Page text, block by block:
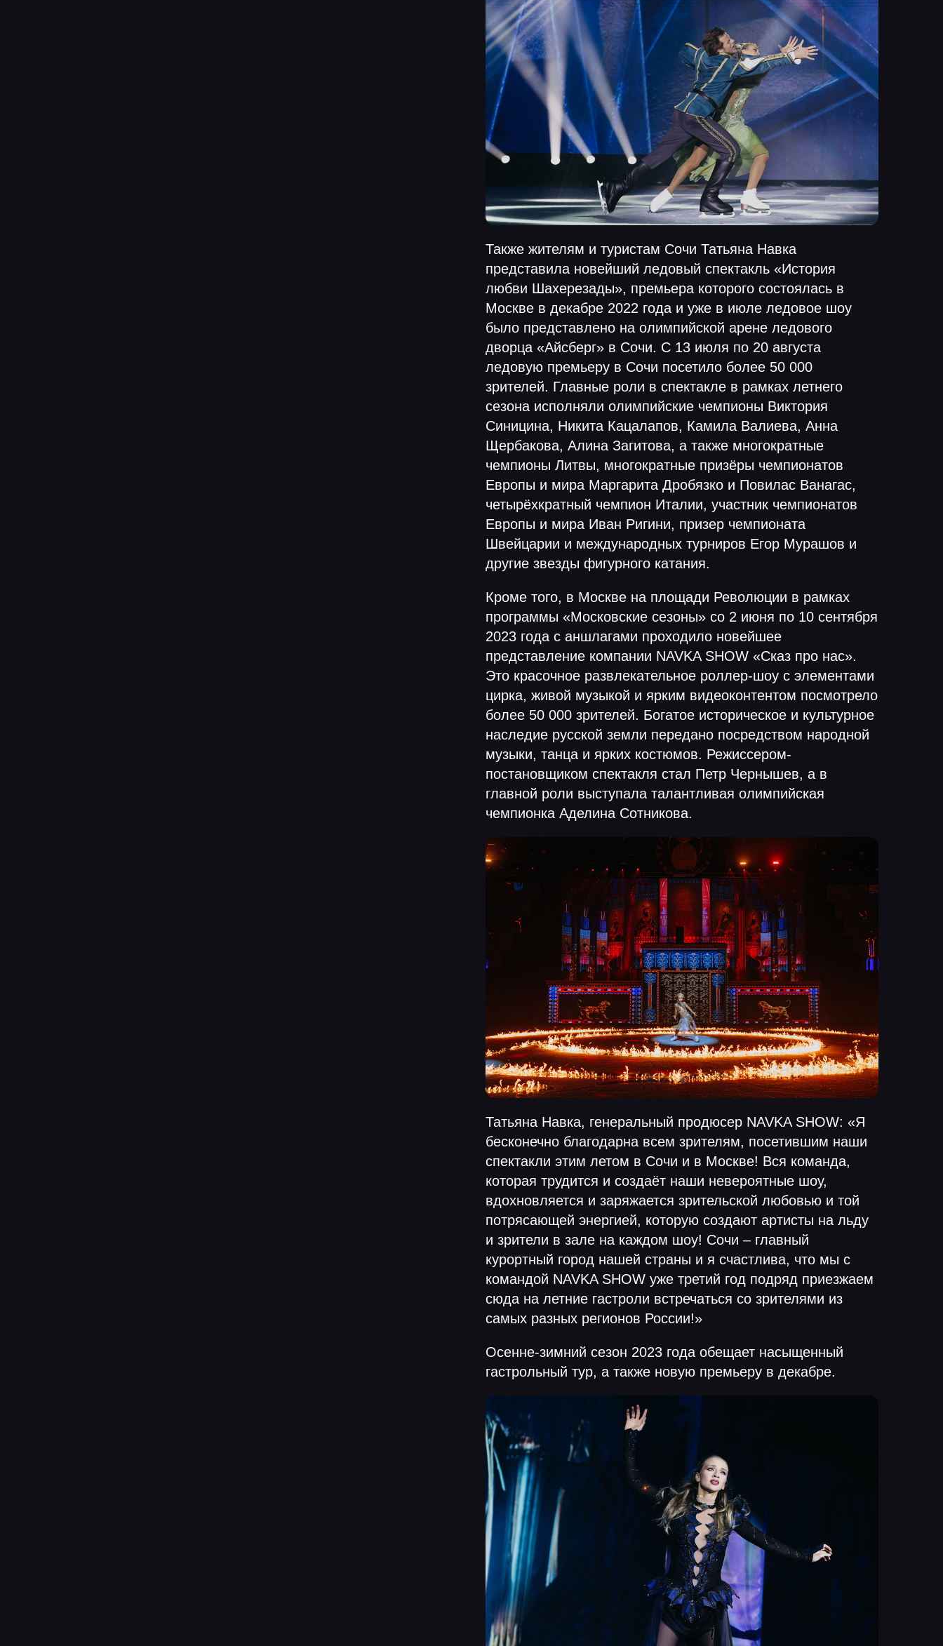
Также жителям и туристам Сочи Татьяна Навка
представила новейший ледовый спектакль «История
любви Шахерезады», премьера которого состоялась в
Москве в декабре 2022 года и уже в июле ледовое шоу
было представлено на олимпийской арене ледового
дворца «Айсберг» в Сочи. С 13 июля по 20 августа
ледовую премьеру в Сочи посетило более 50 000
зрителей. Главные роли в спектакле в рамках летнего
сезона исполняли олимпийские чемпионы Виктория
Синицина, Никита Кацалапов, Камила Валиева, Анна
Щербакова, Алина Загитова, а также многократные
чемпионы Литвы, многократные призёры чемпионатов
Европы и мира Маргарита Дробязко и Повилас Ванагас,
четырёхкратный чемпион Италии, участник чемпионатов
Европы и мира Иван Ригини, призер чемпионата
Швейцарии и международных турниров Егор Мурашов и
другие звезды фигурного катания.
Кроме того, в Москве на площади Революции в рамках
программы «Московские сезоны» со 2 июня по 10 сентября
2023 года с аншлагами проходило новейшее
представление компании NAVKA SHOW «Сказ про нас».
Это красочное развлекательное роллер-шоу с элементами
цирка, живой музыкой и ярким видеоконтентом посмотрело
более 50 000 зрителей. Богатое историческое и культурное
наследие русской земли передано посредством народной
музыки, танца и ярких костюмов. Режиссером-
постановщиком спектакля стал Петр Чернышев, а в
главной роли выступала талантливая олимпийская
чемпионка Аделина Сотникова.
Татьяна Навка, генеральный продюсер NAVKA SHOW: «Я
бесконечно благодарна всем зрителям, посетившим наши
спектакли этим летом в Сочи и в Москве! Вся команда,
которая трудится и создаёт наши невероятные шоу,
вдохновляется и заряжается зрительской любовью и той
потрясающей энергией, которую создают артисты на льду
и зрители в зале на каждом шоу! Сочи – главный
курортный город нашей страны и я счастлива, что мы с
командой NAVKA SHOW уже третий год подряд приезжаем
сюда на летние гастроли встречаться со зрителями из
самых разных регионов России!»
Осенне-зимний сезон 2023 года обещает насыщенный
гастрольный тур, а также новую премьеру в декабре.